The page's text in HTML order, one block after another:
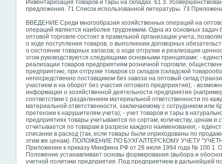
Инвентаризация товаров и тары на складах. 61 3.
предложения. 71 Список использованной литературы. 73
ВВЕДЕНИЕ Среди многообразия хозяйственных операций на
операций является наиболее трудоемким. Одна из основных задач
оптовой торговле состоит в правильной организации учета,
о ходе поступления товаров, о выполнении договорных
о состоянии товарных запасов, о ходе отгрузки и реализации
этом руководствуются следующими основными принципами: -
реализации товаров предприятиям розничной торговли,
предприятию, при отгрузке товаров со складов (складской
непосредственно поставщиком без завоза на оптовый склад
участием и на оборот без участия оптового предприятия); -
информации о хозяйственной деятельности предприятия
соответствии с разделением материальной ответственности по
материальной ответственности, заключаемому с сотрудником или
претензии к нарушителям учета); - учет товаров и тары в
предприятиях товары учитываются по сортам, количеству, ценам и
отчитывается по товарам в разрезе каждого наименования; -
списании в расход (так, если товары были оприходованы по
этим же ценам). ПОЛОЖЕНИЕ ПО БУХГАЛТЕРСКОМУ УЧЕТУ
Приложение к приказу Минфина РФ от 28 июля 1994 года № 100
Положение устанавливает основы формирования (выбора и
учетной политики предприятия. Под предприятием в дальнейшей